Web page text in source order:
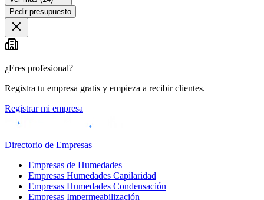
Pedir presupuesto
¿Eres profesional?
Registra tu empresa gratis y empieza a recibir clientes.
Registrar mi empresa
Directorio de Empresas
Empresas de Humedades
Empresas Humedades Capilaridad
Empresas Humedades Condensación
Empresas Impermeabilización